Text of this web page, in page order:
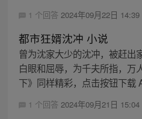
1 个回答 2024年09月22日 14:39
都市狂婿沈冲 小说
曾为沈家大少的沈冲，被赶出
白眼和屈辱，为千夫所指，万
下》同样精彩，点击按钮下载
1 个回答 2024年09月21日 15:04